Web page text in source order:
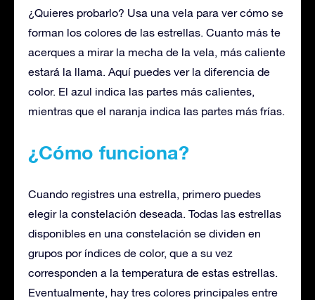
¿Quieres probarlo? Usa una vela para ver cómo se
forman los colores de las estrellas. Cuanto más te
acerques a mirar la mecha de la vela, más caliente
estará la llama. Aquí puedes ver la diferencia de
color. El azul indica las partes más calientes,
mientras que el naranja indica las partes más frías.
¿Cómo funciona?
Cuando registres una estrella, primero puedes
elegir la constelación deseada. Todas las estrellas
disponibles en una constelación se dividen en
grupos por índices de color, que a su vez
corresponden a la temperatura de estas estrellas.
Eventualmente, hay tres colores principales entre